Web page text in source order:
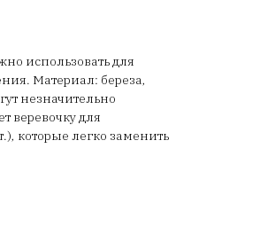
использовать для
Материал: береза,
незначительно
веревочку для
которые легко заменить